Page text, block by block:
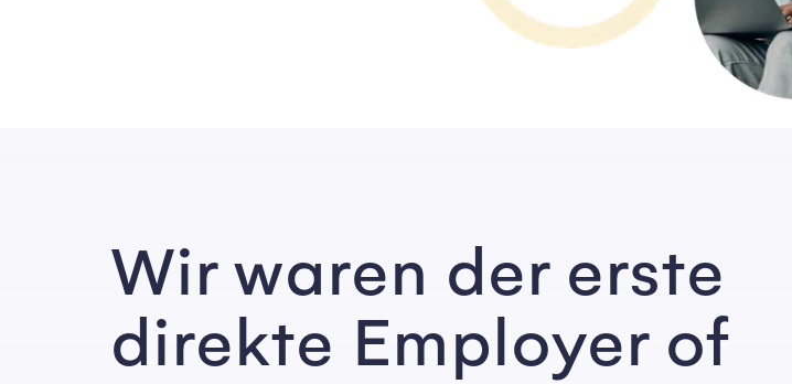
Wir waren der erste
direkte Employer of